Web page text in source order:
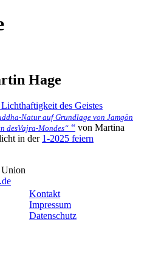
Hage
des Geistes
Natur auf Grundlage von Jamgön
desVajra-Mondes“ “ von Martina
in der 1-2025 feiern
Union
Kontakt
Impressum
Datenschutz